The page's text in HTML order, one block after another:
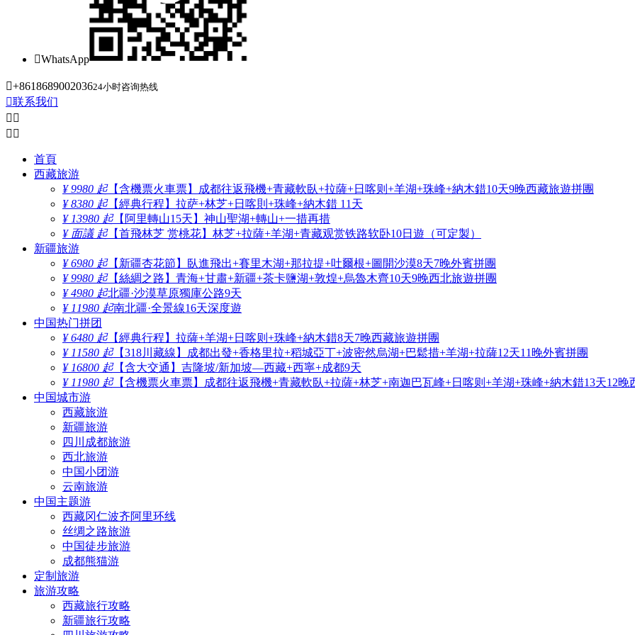
WhatsApp
+861868900203624小时咨询热线
联系我们
 
 
首頁
西藏旅游
¥ 9980 起【含機票火車票】成都往返飛機+青藏軟臥+拉薩+日喀则+羊湖+珠峰+納木錯10天9晚西藏旅遊拼團
¥ 8380 起【經典行程】拉萨+林芝+日喀則+珠峰+納木錯 11天
¥ 13980 起【阿里轉山15天】神山聖湖+轉山+一措再措
¥ 面議 起【首飛林芝 赏桃花】林芝+拉薩+羊湖+青藏观赏铁路软卧10日遊（可定製）
新疆旅游
¥ 6980 起【新疆杏花節】臥進飛出+賽里木湖+那拉提+吐爾根+圖開沙漠8天7晚外賓拼團
¥ 9980 起【絲綢之路】青海+甘肅+新疆+茶卡鹽湖+敦煌+烏魯木齊10天9晚西北旅遊拼團
¥ 4980 起北疆·沙漠草原獨庫公路9天
¥ 11980 起南北疆·全景線16天深度遊
中国热门拼团
¥ 6480 起【經典行程】拉薩+羊湖+日喀则+珠峰+納木錯8天7晚西藏旅遊拼團
¥ 11580 起【318川藏線】成都出發+香格里拉+稻城亞丁+波密然烏湖+巴鬆措+羊湖+拉薩12天11晚外賓拼團
¥ 16800 起【含大交通】吉隆坡/新加坡—西藏+西寧+成都9天
¥ 11980 起【含機票火車票】成都往返飛機+青藏軟臥+拉薩+林芝+南迦巴瓦峰+日喀则+羊湖+珠峰+納木錯13天12晚
中国城市游
西藏旅游
新疆旅游
四川成都旅游
西北旅游
中国小团游
云南旅游
中国主题游
西藏冈仁波齐阿里环线
丝绸之路旅游
中国徒步旅游
成都熊猫游
定制旅游
旅游攻略
西藏旅行攻略
新疆旅行攻略